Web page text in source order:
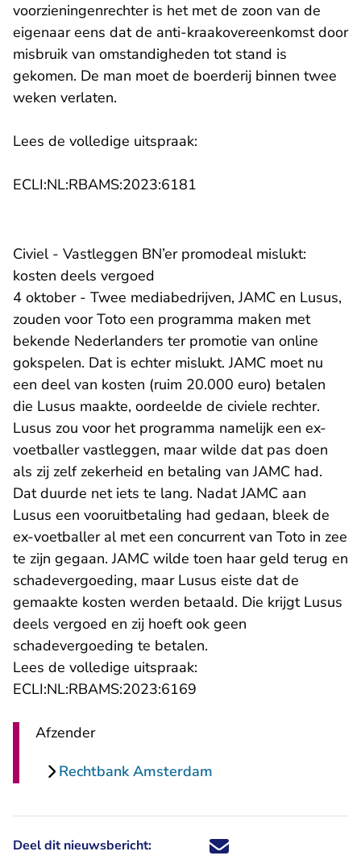
voorzieningenrechter is het met de zoon van de
eigenaar eens dat de anti-kraakovereenkomst door
misbruik van omstandigheden tot stand is
gekomen. De man moet de boerderij binnen twee
weken verlaten.
Lees de volledige uitspraak:
ECLI:NL:RBAMS:2023:6181
Civiel - Vastleggen BN’er promodeal mislukt:
kosten deels vergoed
4 oktober - Twee mediabedrijven, JAMC en Lusus,
zouden voor Toto een programma maken met
bekende Nederlanders ter promotie van online
gokspelen. Dat is echter mislukt. JAMC moet nu
een deel van kosten (ruim 20.000 euro) betalen
die Lusus maakte, oordeelde de civiele rechter.
Lusus zou voor het programma namelijk een ex-
voetballer vastleggen, maar wilde dat pas doen
als zij zelf zekerheid en betaling van JAMC had.
Dat duurde net iets te lang. Nadat JAMC aan
Lusus een vooruitbetaling had gedaan, bleek de
ex-voetballer al met een concurrent van Toto in zee
te zijn gegaan. JAMC wilde toen haar geld terug en
schadevergoeding, maar Lusus eiste dat de
gemaakte kosten werden betaald. Die krijgt Lusus
deels vergoed en zij hoeft ook geen
schadevergoeding te betalen.
Lees de volledige uitspraak:
ECLI:NL:RBAMS:2023:6169
Afzender
Rechtbank Amsterdam
Deel dit nieuwsbericht: Deel dit nieuwsbericht via X -
Deel dit nieuwsbericht via
Deel dit nieuwsbericht
Deel dit